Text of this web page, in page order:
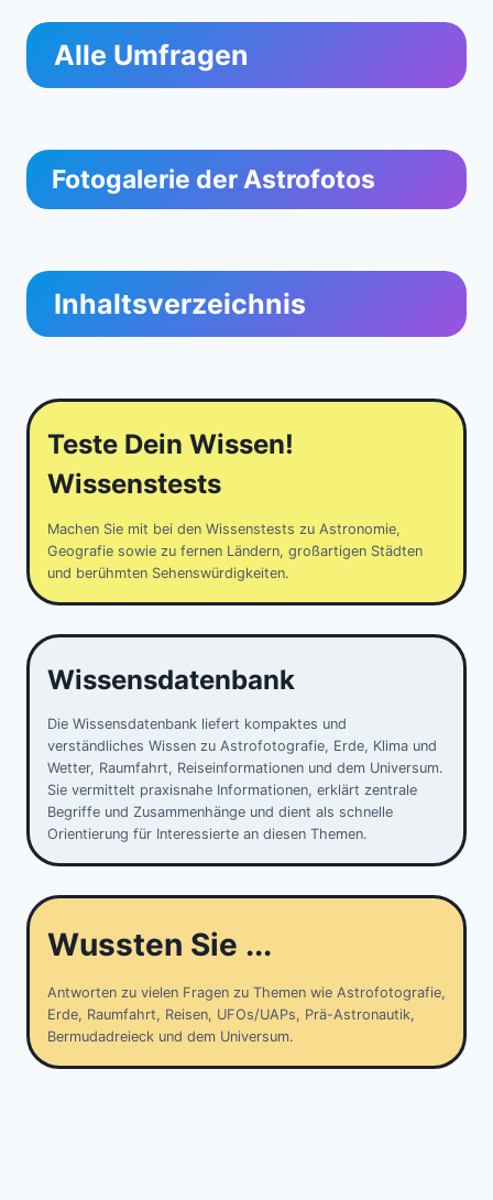
Alle Umfragen
Fotogalerie der Astrofotos
Inhaltsverzeichnis
Teste Dein Wissen!
Wissenstests
Machen Sie mit bei den Wissenstests zu Astronomie,
Geografie sowie zu fernen Ländern, großartigen Städten
und berühmten Sehenswürdigkeiten.
Wissensdatenbank
Die Wissensdatenbank liefert kompaktes und
verständliches Wissen zu Astrofotografie, Erde, Klima und
Wetter, Raumfahrt, Reiseinformationen und dem Universum.
Sie vermittelt praxisnahe Informationen, erklärt zentrale
Begriffe und Zusammenhänge und dient als schnelle
Orientierung für Interessierte an diesen Themen.
Wussten Sie ...
Antworten zu vielen Fragen zu Themen wie Astrofotografie,
Erde, Raumfahrt, Reisen, UFOs/UAPs, Prä-Astronautik,
Bermudadreieck und dem Universum.